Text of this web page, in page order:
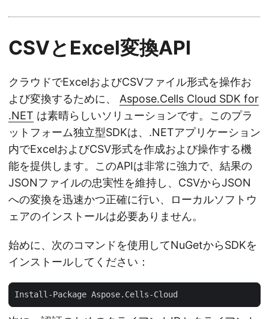
CSVとExcel変換API
クラウドでExcelおよびCSVファイル形式を操作お
よび変換するために、 Aspose.Cells Cloud SDK for
.NET は素晴らしいソリューションです。このプラ
ットフォーム独立型SDKは、.NETアプリケーション
内でExcelおよびCSV形式を作成および操作する機
能を提供します。このAPIは非常に強力で、結果の
JSONファイルの忠実性を維持し、CSVからJSON
への変換を迅速かつ正確に行い、ローカルソフトウ
ェアのインストールは必要ありません。
始めに、次のコマンドを使用してNuGetからSDKを
インストールしてください：